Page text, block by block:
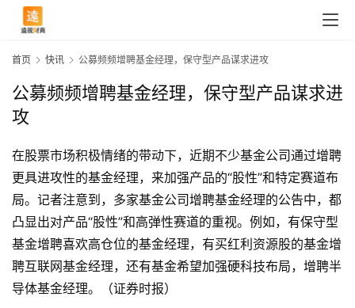
首
页
首页 快讯 公募频频增聘基金经理，保守型产品谋求进攻
公募频频增聘基金经理，保守型产品谋求进
攻
在股票市场积极情绪的带动下，近期不少基金公司通过增聘
更具进攻性的基金经理，来加强产品的“股性”和特定赛道布
局。记者注意到，多家基金公司增聘基金经理的公告中，都
凸显出对产品“股性”和高弹性赛道的重视。例如，有保守型
基金增聘喜欢高仓位的基金经理，有买红利资源股的基金增
聘互联网基金经理，还有基金希望加强硬科技布局，增聘半
导体基金经理。（证券时报）